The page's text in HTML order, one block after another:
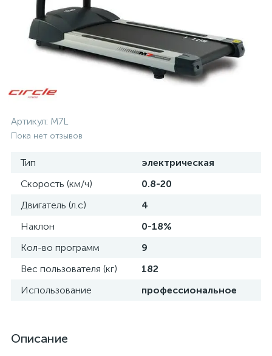
Артикул: M7L
Пока нет отзывов
Тип
электрическая
Скорость (км/ч)
0.8-20
Двигатель (л.с)
4
Наклон
0-18%
Кол-во программ
9
Вес пользователя (кг)
182
Использование
профессиональное
Описание